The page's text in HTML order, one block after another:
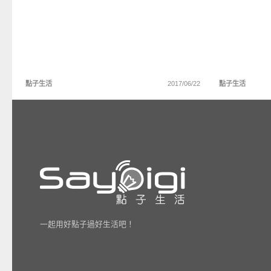
點子生活 2017/06/22 點子生活
一起用好點子過好生活吧！